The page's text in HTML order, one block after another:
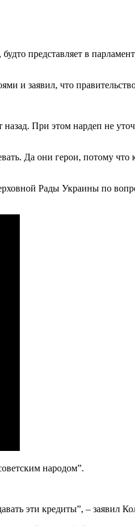
представляет в
и заявил, что
При этом нардеп не
Да они герои, потому
Рады Украины по
народом”.
эти кредиты”, – заявил